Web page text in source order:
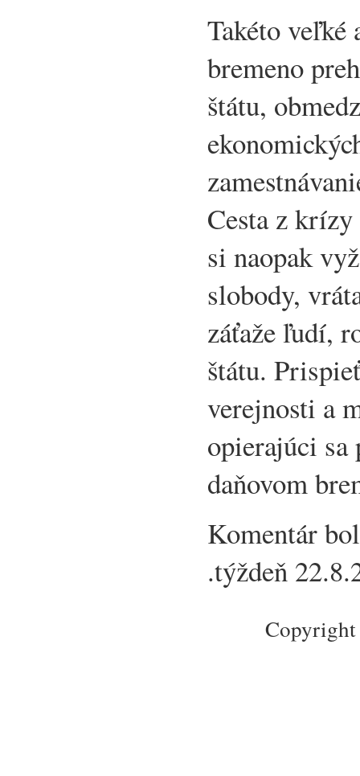
Takéto veľké
bremeno
štátu,
Cesta z
si naopak
slobody,
záťaže ľudí,
štátu.
verejnosti a
opierajúci sa
daňovom
Komentár
.týždeň